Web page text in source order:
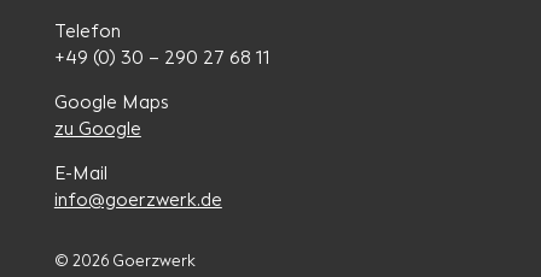
Telefon
+49 (0) 30 – 290 27 68 11
Google Maps
zu Google
E-Mail
info@goerzwerk.de
© 2026 Goerzwerk